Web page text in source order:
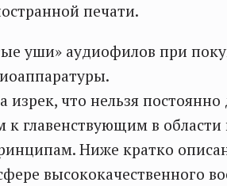
печати.
уши» аудиофилов при
что нельзя
главенствующим в области
Ниже кратко
высококачественного